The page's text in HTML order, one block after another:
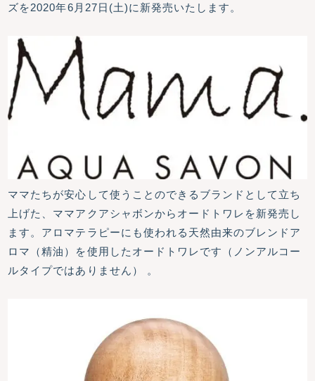
ズを2020年6月27日(土)に新発売いたします。
ママたちが安心して使うことのできるブランドとして立ち
上げた、ママアクアシャボンからオードトワレを新発売し
ます。アロマテラピーにも使われる天然由来のブレンドア
ロマ（精油）を使用したオードトワレです（ノンアルコー
ルタイプではありません） 。